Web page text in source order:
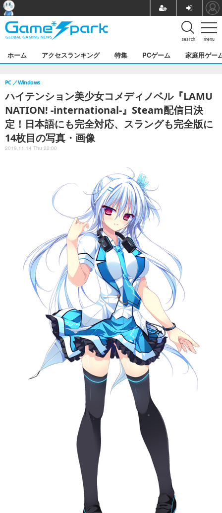
menu
search
ホーム アクセスランキング 特集 PCゲーム 家庭用ゲー
ハイテンション美少女コメディノベル『LAMU
NATION! -international-』Steam配信日決
定！日本語にも完全対応、スラングも完全版に
14枚目の写真・画像
PC Windows
2019.11.14 Thu 22:00